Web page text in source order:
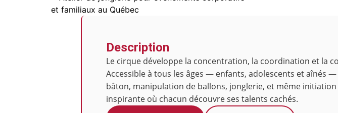
Description
Le cirque développe la concentration, la coordination et la
Accessible à tous les âges — enfants, adolescents et aînés
bâton, manipulation de ballons, jonglerie, et même
inspirante où chacun découvre ses talents cachés.